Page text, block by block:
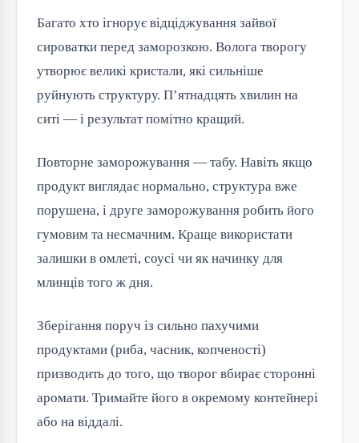
Багато хто ігнорує відціджування зайвої
сироватки перед заморозкою. Волога творогу
утворює великі кристали, які сильніше
руйнують структуру. П’ятнадцять хвилин на
ситі — і результат помітно кращий.
Повторне заморожування — табу. Навіть якщо
продукт виглядає нормально, структура вже
порушена, і друге заморожування робить його
гумовим та несмачним. Краще використати
залишки в омлеті, соусі чи як начинку для
млинців того ж дня.
Зберігання поруч із сильно пахучими
продуктами (риба, часник, копченості)
призводить до того, що творог вбирає сторонні
аромати. Тримайте його в окремому контейнері
або на віддалі.